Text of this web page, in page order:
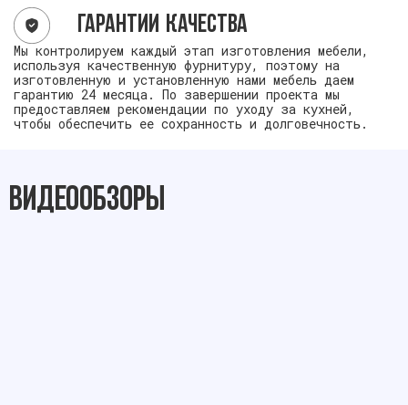
Гарантии качества
Мы контролируем каждый этап изготовления мебели,
используя качественную фурнитуру, поэтому на
изготовленную и установленную нами мебель даем
гарантию 24 месяца. По завершении проекта мы
предоставляем рекомендации по уходу за кухней,
чтобы обеспечить ее сохранность и долговечность.
Видеообзоры